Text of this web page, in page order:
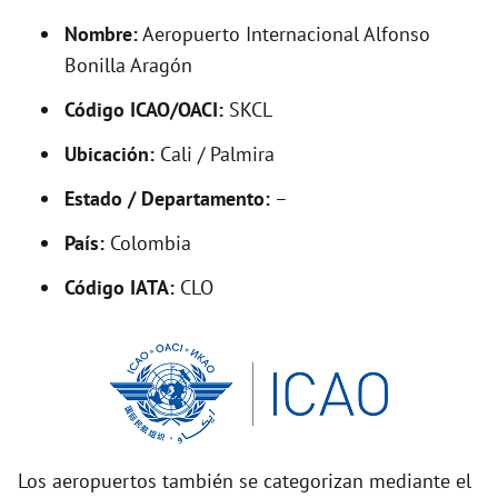
d
Nombre:Aeropuerto Internacional Alfonso
Bonilla Aragón
Código ICAO/OACI: SKCL
Ubicación: Cali / Palmira
Estado / Departamento: –
País: Colombia
Código IATA: CLO
Los aeropuertos también se categorizan mediante el